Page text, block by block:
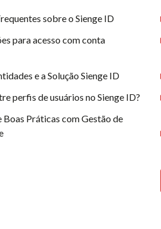
sobre o Sienge ID
para acesso com conta
e a Solução Sienge ID
perfis de usuários no Sienge ID?
Boas Práticas com Gestão de